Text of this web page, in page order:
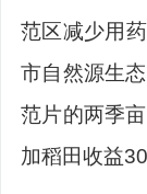
范区减少用
市自然源生
范片的两季
加稻田收益